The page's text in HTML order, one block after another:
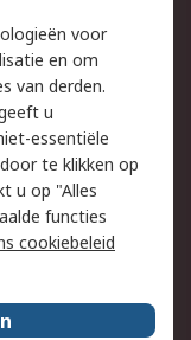
voor
en om
van derden.
u
essentiële
te klikken op
u op "Alles
functies
cookiebeleid